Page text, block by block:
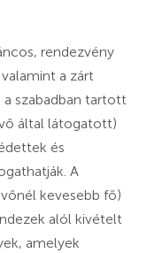
rendezvény
a zárt
szabadban tartott
által látogatott)
és
A
kevesebb fő)
alól kivételt
amelyek